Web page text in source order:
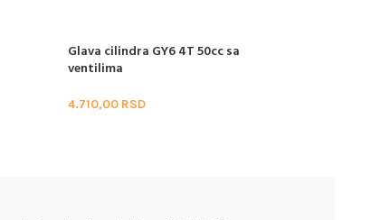
Glava cilindra GY6 4T 50cc sa
ventilima
4.710,00 RSD